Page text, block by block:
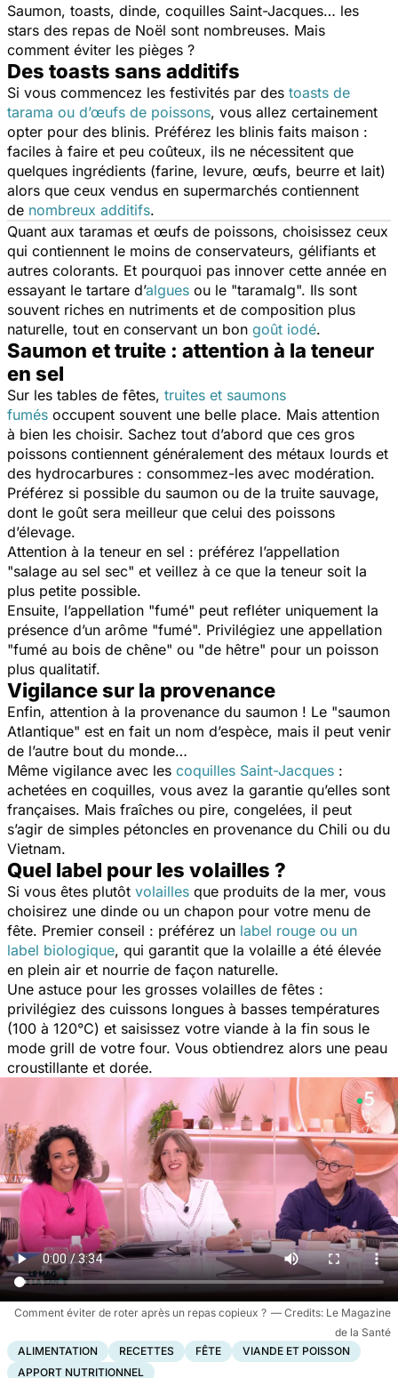
Saumon, toasts, dinde, coquilles Saint-Jacques… les
stars des repas de Noël sont nombreuses. Mais
comment éviter les pièges ?
Des toasts sans additifs
Si vous commencez les festivités par des toasts de
tarama ou d’œufs de poissons, vous allez certainement
opter pour des blinis. Préférez les blinis faits maison :
faciles à faire et peu coûteux, ils ne nécessitent que
quelques ingrédients (farine, levure, œufs, beurre et lait)
alors que ceux vendus en supermarchés contiennent
de nombreux additifs.
Quant aux taramas et œufs de poissons, choisissez ceux
qui contiennent le moins de conservateurs, gélifiants et
autres colorants. Et pourquoi pas innover cette année en
essayant le tartare d’algues ou le "taramalg". Ils sont
souvent riches en nutriments et de composition plus
naturelle, tout en conservant un bon goût iodé.
Saumon et truite : attention à la teneur
en sel
Sur les tables de fêtes, truites et saumons
fumés occupent souvent une belle place. Mais attention
à bien les choisir. Sachez tout d’abord que ces gros
poissons contiennent généralement des métaux lourds et
des hydrocarbures : consommez-les avec modération.
Préférez si possible du saumon ou de la truite sauvage,
dont le goût sera meilleur que celui des poissons
d’élevage.
Attention à la teneur en sel : préférez l’appellation
"salage au sel sec" et veillez à ce que la teneur soit la
plus petite possible.
Ensuite, l’appellation "fumé" peut refléter uniquement la
présence d’un arôme "fumé". Privilégiez une appellation
"fumé au bois de chêne" ou "de hêtre" pour un poisson
plus qualitatif.
Vigilance sur la provenance
Enfin, attention à la provenance du saumon ! Le "saumon
Atlantique" est en fait un nom d’espèce, mais il peut venir
de l’autre bout du monde…
Même vigilance avec les coquilles Saint-Jacques :
achetées en coquilles, vous avez la garantie qu’elles sont
françaises. Mais fraîches ou pire, congelées, il peut
s’agir de simples pétoncles en provenance du Chili ou du
Vietnam.
Quel label pour les volailles ?
Si vous êtes plutôt volailles que produits de la mer, vous
choisirez une dinde ou un chapon pour votre menu de
fête. Premier conseil : préférez un label rouge ou un
label biologique, qui garantit que la volaille a été élevée
en plein air et nourrie de façon naturelle.
Une astuce pour les grosses volailles de fêtes :
privilégiez des cuissons longues à basses températures
(100 à 120°C) et saisissez votre viande à la fin sous le
mode grill de votre four. Vous obtiendrez alors une peau
croustillante et dorée.
Comment éviter de roter après un repas copieux ?
Le Magazine
de la Santé
ALIMENTATION
RECETTES FÊTE
VIANDE ET POISSON
APPORT NUTRITIONNEL